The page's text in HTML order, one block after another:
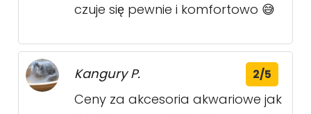
czuje się pewnie i komfortowo 😅
Kangury P. 2/5
Ceny za akcesoria akwariowe jak